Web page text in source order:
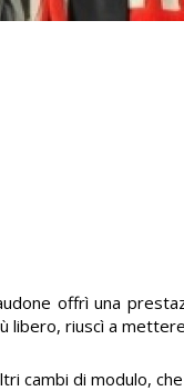
offrì una
libero, riuscì a
cambi di modulo,